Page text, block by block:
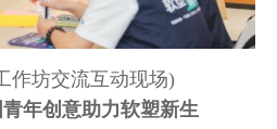
作坊交流互动现场)
年创意助力软塑新生